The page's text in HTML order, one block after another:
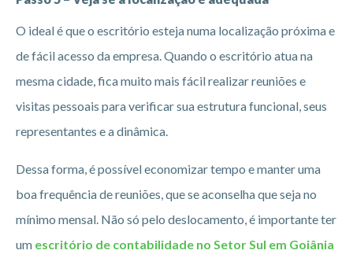
O ideal é que o escritório esteja numa localização próxima e
de fácil acesso da empresa. Quando o escritório atua na
mesma cidade, fica muito mais fácil realizar reuniões e
visitas pessoais para verificar sua estrutura funcional, seus
representantes e a dinâmica.
Dessa forma, é possível economizar tempo e manter uma
boa frequência de reuniões, que se aconselha que seja no
mínimo mensal. Não só pelo deslocamento, é importante ter
um escritório de contabilidade no Setor Sul em Goiânia